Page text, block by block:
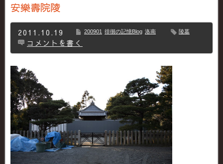
安樂壽院陵
2011.10.19 200901 徘徊の記憶Blog 洛南 陵墓
コメントを書く